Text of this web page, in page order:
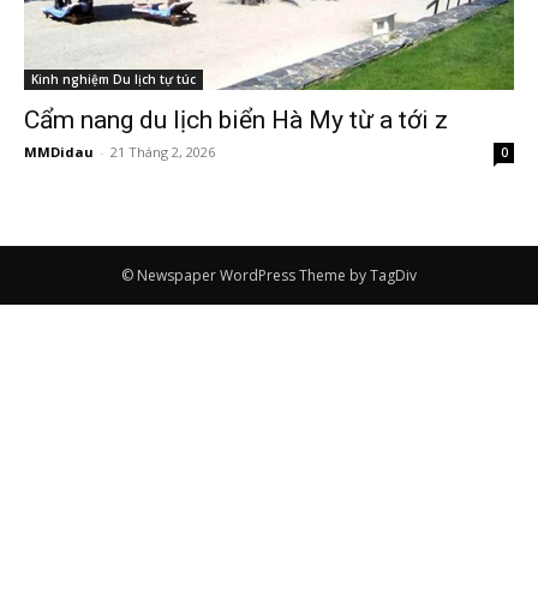
Kinh nghiệm Du lịch tự túc
Cẩm nang du lịch biển Hà My từ a tới z
MMDidau - 21 Tháng 2, 2026 0
© Newspaper WordPress Theme by TagDiv